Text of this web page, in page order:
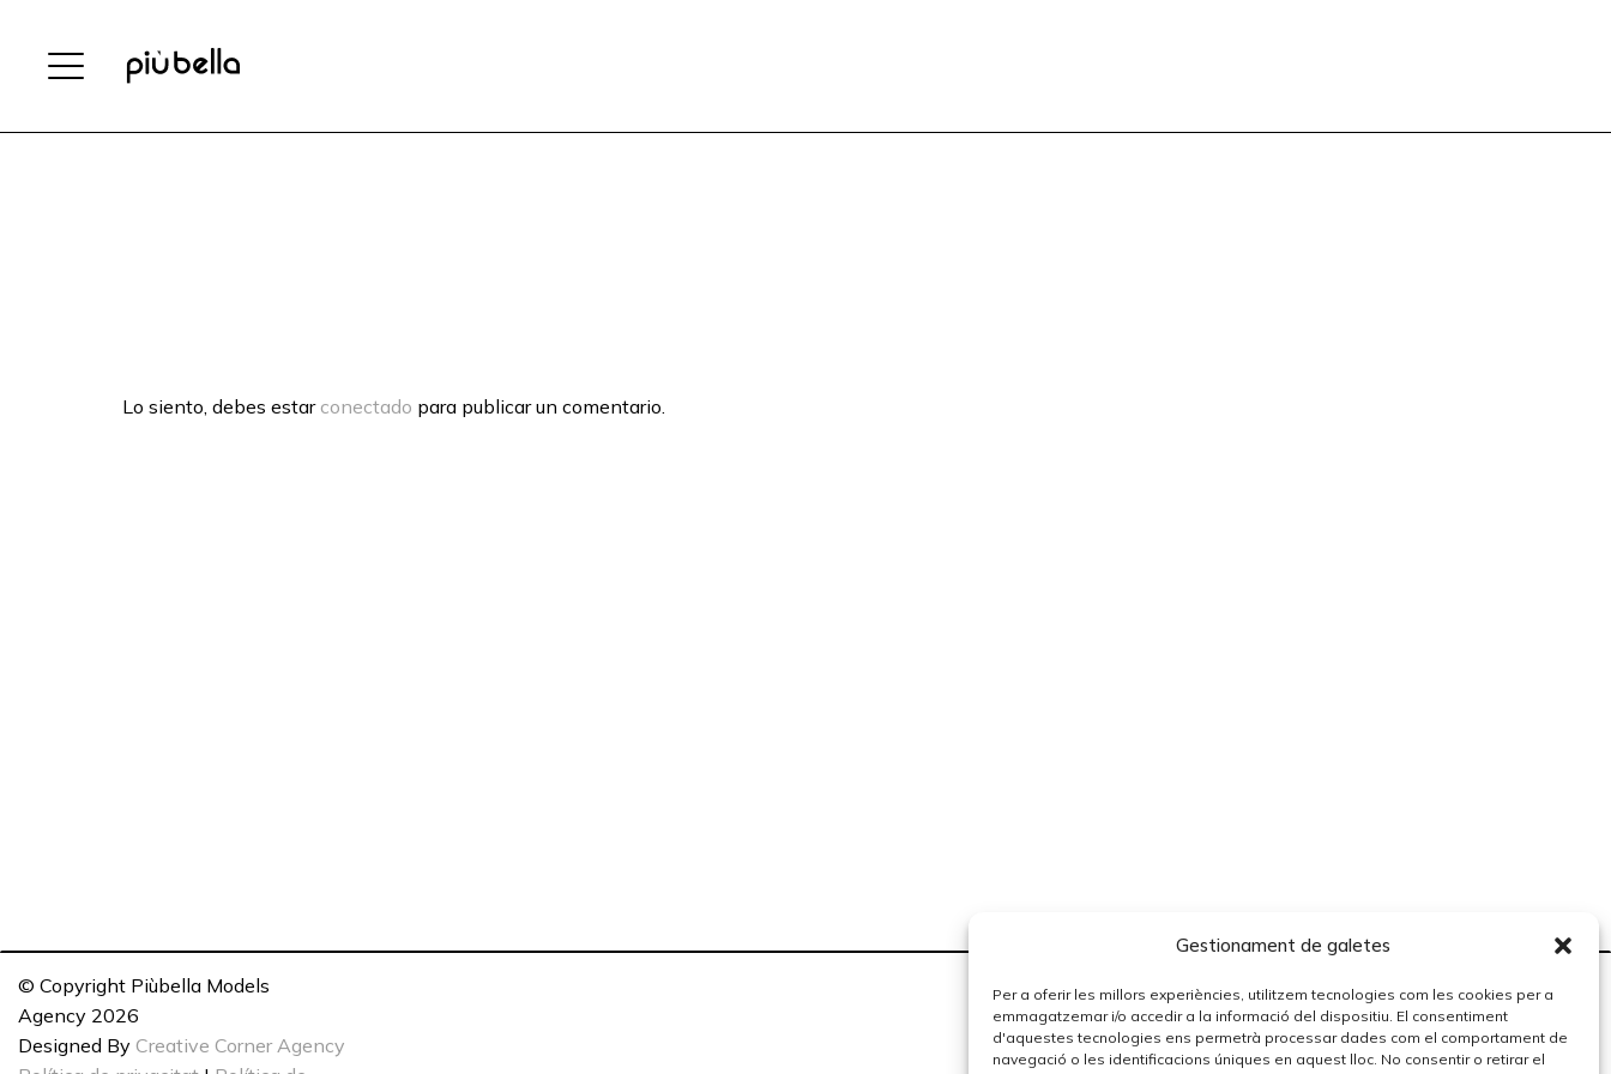
Gestionament de galetes
Per a oferir les millors experiències, utilitzem tecnologies com les cookies per a
emmagatzemar i/o accedir a la informació del dispositiu. El consentiment
d'aquestes tecnologies ens permetrà processar dades com el comportament de
navegació o les identificacions úniques en aquest lloc. No consentir o retirar el
Lo siento, debes estar conectado para publicar un comentario.
© Copyright Piùbella Models
Agency 2026
Designed By Creative Corner Agency